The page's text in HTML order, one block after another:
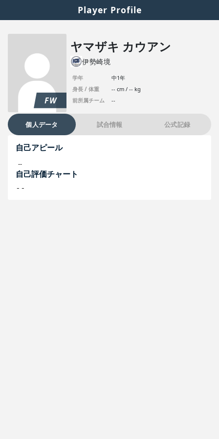
Player Profile
FW
ヤマザキ カウアン
伊勢崎境
学年
中1年
身長 / 体重
-- cm / -- kg
前所属チーム
--
個人データ 試合情報 公式記録
自己アピール
--
自己評価チャート
--